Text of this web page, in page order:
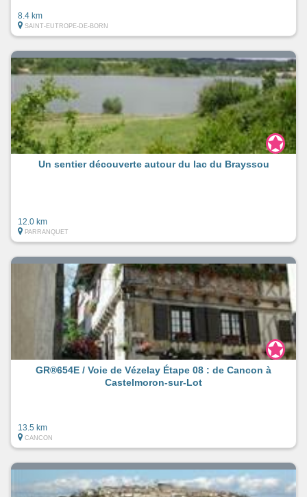
8.4 km
SAINT-EUTROPE-DE-BORN
Un sentier découverte autour du lac du Brayssou
12.0 km
PARRANQUET
GR®654E / Voie de Vézelay Étape 08 : de Cancon à
Castelmoron-sur-Lot
13.5 km
CANCON